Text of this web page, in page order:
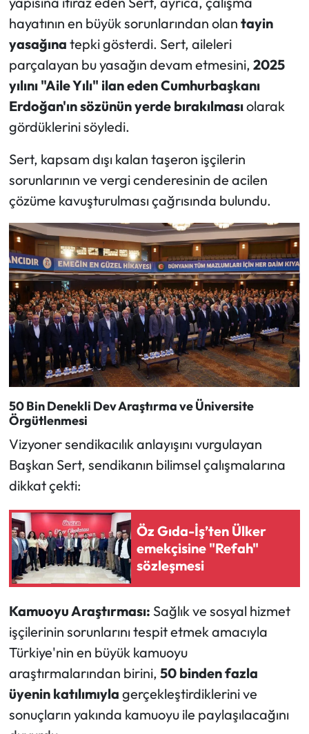
hayatının en büyük sorunlarından olan tayin
yasağına tepki gösterdi. Sert, aileleri
parçalayan bu yasağın devam etmesini, 2025
yılını "Aile Yılı" ilan eden Cumhurbaşkanı
Erdoğan'ın sözünün yerde bırakılmasıolarak
gördüklerini söyledi.
Sert, kapsam dışı kalan taşeron işçilerin
sorunlarının ve vergi cenderesinin de acilen
çözüme kavuşturulması çağrısında bulundu.
50 Bin Denekli Dev Araştırma ve Üniversite
Örgütlenmesi
Vizyoner sendikacılık anlayışını vurgulayan
Başkan Sert, sendikanın bilimsel çalışmalarına
dikkat çekti:
Öz Gıda-İş’ten Ülker
emekçisine "Refah"
sözleşmesi
Kamuoyu Araştırması: Sağlık ve sosyal hizmet
işçilerinin sorunlarını tespit etmek amacıyla
Türkiye'nin en büyük kamuoyu
araştırmalarından birini, 50 binden fazla
üyenin katılımıyla gerçekleştirdiklerini ve
sonuçların yakında kamuoyu ile paylaşılacağını